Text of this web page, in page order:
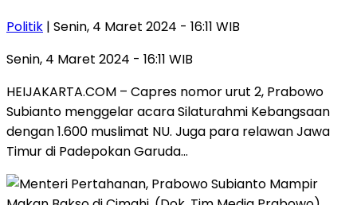
Politik | Senin, 4 Maret 2024 - 16:11 WIB
Senin, 4 Maret 2024 - 16:11 WIB
HEIJAKARTA.COM – Capres nomor urut 2, Prabowo
Subianto menggelar acara Silaturahmi Kebangsaan
dengan 1.600 muslimat NU. Juga para relawan Jawa
Timur di Padepokan Garuda…